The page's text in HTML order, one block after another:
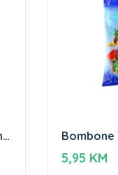
5,95 KM